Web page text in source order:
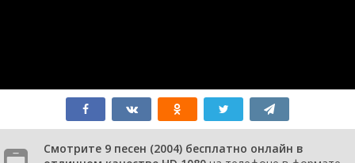
Смотрите 9 песен (2004) бесплатно онлайн в